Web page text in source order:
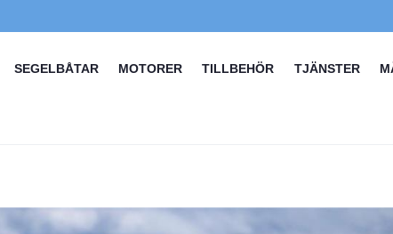
SEGELBÅTAR MOTORER TILLBEHÖR TJÄNSTER